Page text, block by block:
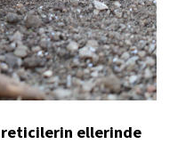
ellerinde